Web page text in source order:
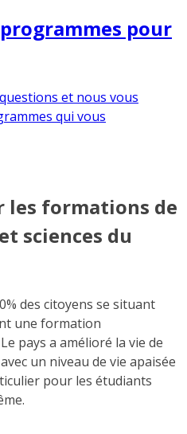
pour
et nous vous
qui vous
les formations de
sciences du
des citoyens se situant
une formation
pays a amélioré la vie de
un niveau de vie apaisée
pour les étudiants